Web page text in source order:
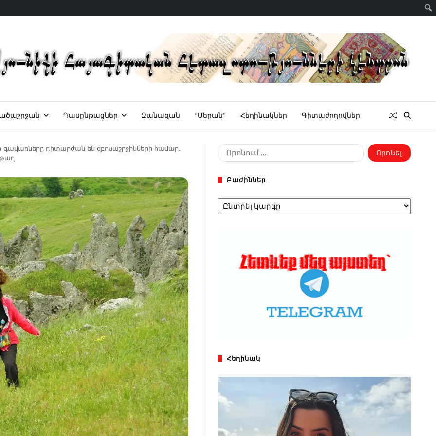
Դասընթացներ Զանազան “Մերան” Հեղինակներ Գիտաժողովներ
դիտարժան են զբոսաշրջիկների համար.
Բաժիններ
Հեղինակ